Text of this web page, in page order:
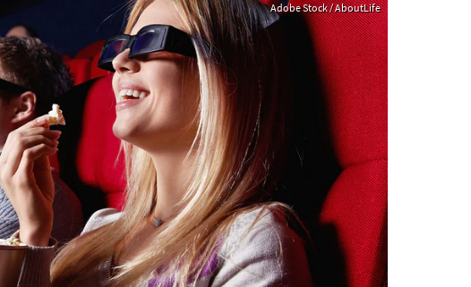
Adobe Stock / AboutLife